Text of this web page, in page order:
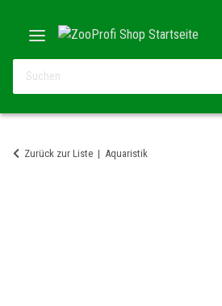
Zurück zur Liste Aquaristik